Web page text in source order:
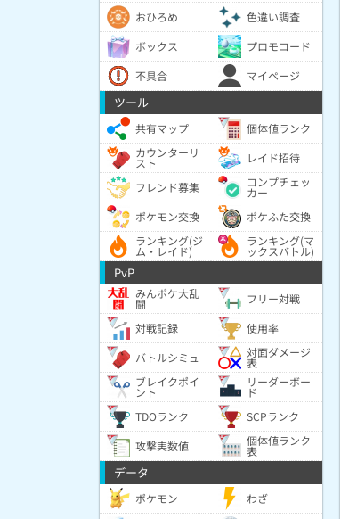
おひろめ
色違い調査
ボックス
プロモコード
不具合
マイページ
ツール
共有マップ
個体値ランク
カウンターリ
スト
レイド招待
フレンド募集
コンプチェッ
カー
ポケモン交換
ポケふた交換
ランキング(ジ
ム・レイド)
ランキング(マ
ックスバトル)
PvP
みんポケ大乱
闘
フリー対戦
対戦記録
使用率
バトルシミュ
対面ダメージ
表
ブレイクポイ
ント
リーダーボー
ド
TDOランク
SCPランク
攻撃実数値
個体値ランク
表
データ
ポケモン
わざ